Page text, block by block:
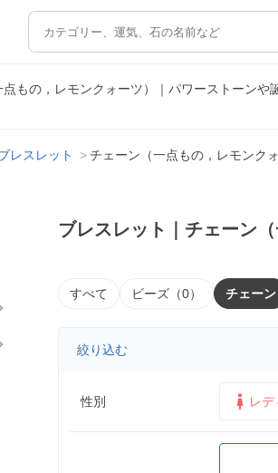
もの，レモンクォーツ）｜パワーストーン
レスレット チェーン（一点もの，レモンクォ
ブレスレット｜チェーン
すべて ビーズ（0） チェーン
絞り込む
性別 レデ